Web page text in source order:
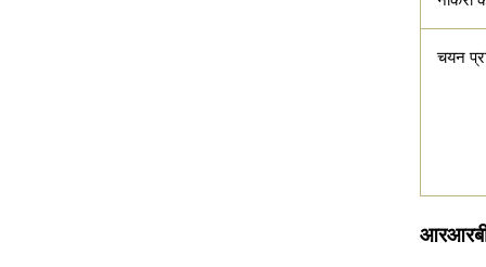
चयन